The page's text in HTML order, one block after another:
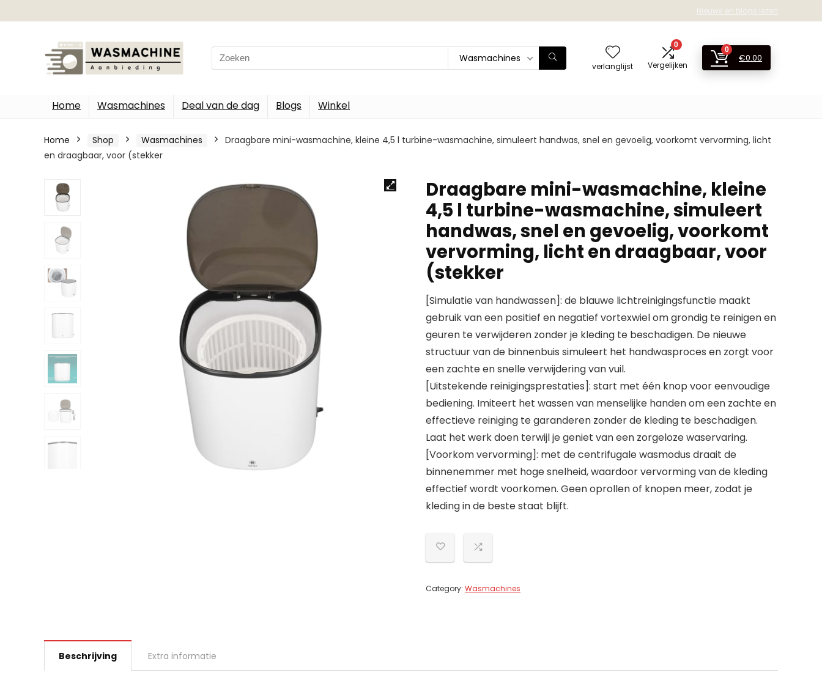
Nieuws en blogs lezen
Search
for:
Wasmachines
verlanglijst
0
Vergelijken
0
€0.00
Home Wasmachines Deal van de dag Blogs Winkel
Home Shop Wasmachines
Draagbare mini-wasmachine, kleine 4,5 l turbine-wasmachine, simuleert handwas, snel en gevoelig, voorkomt vervorming, licht
en draagbaar, voor (stekker
Draagbare mini-wasmachine, kleine
4,5 l turbine-wasmachine, simuleert
handwas, snel en gevoelig, voorkomt
vervorming, licht en draagbaar, voor
(stekker
[Simulatie van handwassen]: de blauwe lichtreinigingsfunctie maakt
gebruik van een positief en negatief vortexwiel om grondig te reinigen en
geuren te verwijderen zonder je kleding te beschadigen. De nieuwe
structuur van de binnenbuis simuleert het handwasproces en zorgt voor
een zachte en snelle verwijdering van vuil.
[Uitstekende reinigingsprestaties]: start met één knop voor eenvoudige
bediening. Imiteert het wassen van menselijke handen om een zachte en
effectieve reiniging te garanderen zonder de kleding te beschadigen.
Laat het werk doen terwijl je geniet van een zorgeloze waservaring.
[Voorkom vervorming]: met de centrifugale wasmodus draait de
binnenemmer met hoge snelheid, waardoor vervorming van de kleding
effectief wordt voorkomen. Geen oprollen of knopen meer, zodat je
kleding in de beste staat blijft.
Category: Wasmachines
Beschrijving Extra informatie